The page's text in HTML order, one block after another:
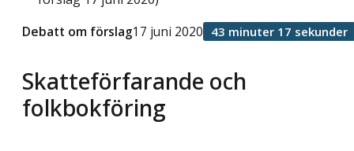
Skatteförfarande och
folkbokföring
Debatt om förslag17 juni 2020 43 minuter 17 sekunder